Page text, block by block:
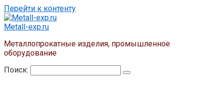
Перейти к контенту
Metall-exp.ru
Металлопрокатные изделия, промышленное
оборудование
Поиск: